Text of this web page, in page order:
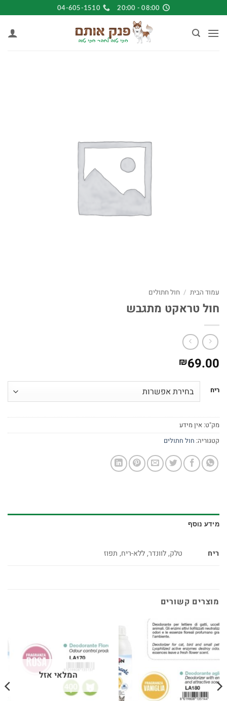
to
content
08:00 - 20:00
04-605-1510
עמוד הבית / חול חתולים
חול טראקט מתגבש
₪69.00
ריח
מק"ט: אין מידע
קטגוריה: חול חתולים
מידע נוסף
ריח טלק, לוונדר, ללא-ריח, תפוז
מוצרים קשורים
המלאי אזל